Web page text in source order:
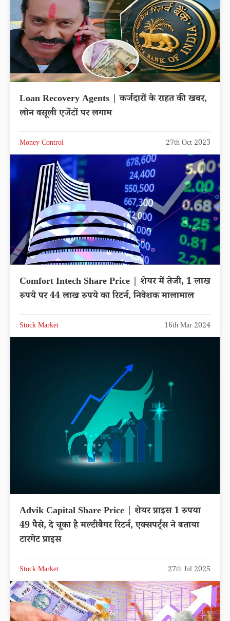
Loan Recovery Agents | कर्जदारों के राहत की खबर,
लोन वसूली एजेंटों पर लगाम
Money Control 27th Oct 2023
Comfort Intech Share Price | शेयर में तेजी, 1 लाख
रुपये पर 44 लाख रुपये का रिटर्न, निवेशक मालामाल
Stock Market 16th Mar 2024
Advik Capital Share Price | शेयर प्राइस 1 रुपया
49 पैसे, दे चूका है मल्टीबैगर रिटर्न, एक्सपर्ट्स ने बताया
टारगेट प्राइस
Stock Market 27th Jul 2025